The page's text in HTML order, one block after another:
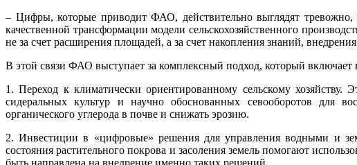
– Цифры, которые приводит ФАО, действительно выглядят
качественной трансформации модели сельскохозяйственного
не за счет расширения площадей, а за счет накопления знаний,
В этой связи ФАО выступает за комплексный подход, который включает
1. Переход к климатически ориентированному сельскому
сидеральных культур и научно обоснованных севооборотов для
органического углерода в почве и снижать эрозию.
2. Инвестиции в «цифровые» решения для управления водными и
состояния растительного покрова и засоления земель помогают
быть направлена на внедрение именно таких решений.